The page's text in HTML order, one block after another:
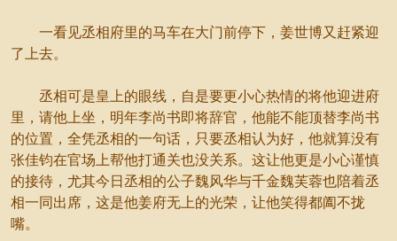
一看见丞相府里的马车在大门前停下，姜世博又赶紧迎
了上去。
丞相可是皇上的眼线，自是要更小心热情的将他迎进府
里，请他上坐，明年李尚书即将辞官，他能不能顶替李尚书
的位置，全凭丞相的一句话，只要丞相认为好，他就算没有
张佳钧在官场上帮他打通关也没关系。这让他更是小心谨慎
的接待，尤其今日丞相的公子魏风华与千金魏芙蓉也陪着丞
相一同出席，这是他姜府无上的光荣，让他笑得都阖不拢
嘴。